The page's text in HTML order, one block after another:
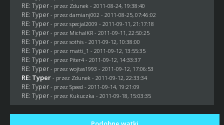
RE: Typer - przez Zdunek - 2011-08-24, 19:38:40
RE: Typer - przez damianj002 - 2011-08-25, 07:46:02
RE: Typer - przez specjal2009 - 2011-09-11, 21:17:18
RE: Typer - przez MichalKR- 2011-09-11, 22:50:25
RE: Typer - przez sothis- 2011-09-12, 10:38:00
RE: Typer - przez matti_1 - 2011-09-12, 13:55:35
RE: Typer - przez Piter4- 2011-09-12, 14:33:37
RE: Typer - przez wojtas1993 - 2011-09-12, 17:06:53
RE: Typer - przez Zdunek - 2011-09-12, 22:33:34
RE: Typer - przez Speed - 2011-09-14, 19:21:09
RE: Typer - przez Kukuczka - 2011-09-18, 15:03:35